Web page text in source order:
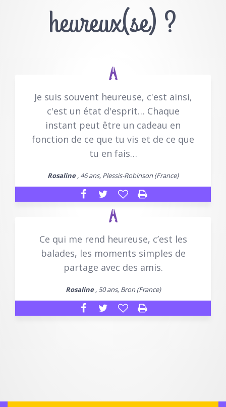
heureux(se) ?
Je suis souvent heureuse, c'est ainsi,
c'est un état d'esprit… Chaque
instant peut être un cadeau en
fonction de ce que tu vis et de ce que
tu en fais…
Rosaline, 46 ans, Plessis-Robinson (France)
Ce qui me rend heureuse, c’est les
balades, les moments simples de
partage avec des amis.
Rosaline, 50 ans, Bron (France)